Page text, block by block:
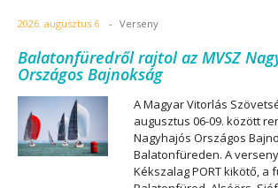
2026. augusztus 6. - Verseny
Balatonfüredről rajtol az MVSZ
Országos Bajnokság
A Magyar Vitorlás
augusztus 06-09. között
Nagyhajós Országos
Balatonfüreden. A
Kékszalag PORT kikötő, a